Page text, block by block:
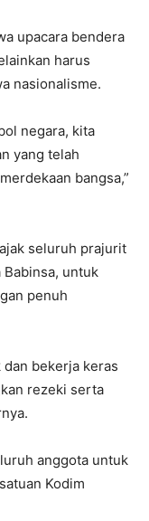
upacara bendera
harus
nasionalisme.
negara, kita
yang telah
bangsa,”
seluruh prajurit
Babinsa, untuk
penuh
dan bekerja keras
rezeki serta
anggota untuk
Kodim